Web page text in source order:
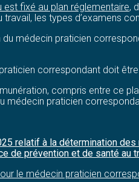
est fixé au plan réglementaire,
les types d’examens
du médecin praticien
correspondant doit
compris entre ce
médecin praticien
relatif à la détermination
de prévention et de santé au
le médecin praticien